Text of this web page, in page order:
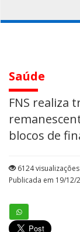
Saúde
FNS realiza
blocos de
6124 visualizações
Publicada em 19/12/